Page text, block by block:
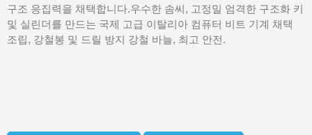
구조 응집력을 채택합니다.우수한 솜씨, 고정밀 엄격한 구조화 키
및 실린더를 만드는 국제 고급 이탈리아 컴퓨터 비트 기계 채택
조립, 강철봉 및 드릴 방지 강철 바늘, 최고 안전.